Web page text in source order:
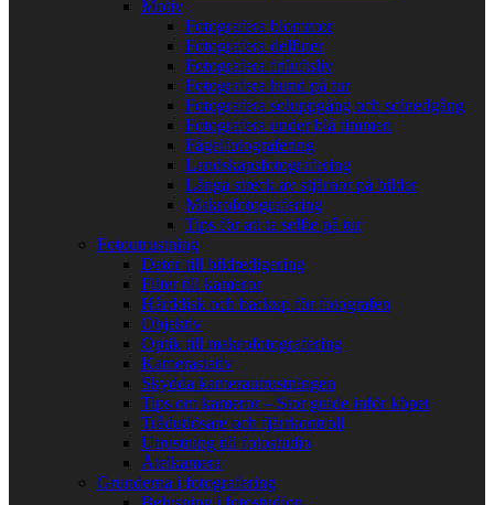
Motiv
Fotografera blommor
Fotografera delfiner
Fotografera friluftsliv
Fotografera hund på tur
Fotografera soluppgång och solnedgång
Fotografera under blå timmen
Fågelfotografering
Landskapsfotografering
Långa streck av stjärnor på bilder
Makrofotografering
Tips för att ta selfie på tur
Fotoutrustning
Dator till bildredigering
Filter till kameror
Hårddisk och backup för fotografen
Objektiv
Optik till makrofotografering
Kamerastativ
Skydda kamerautrustningen
Tips om kameror – Stor guide inför köpet
Trådutlösare och fjärrkontroll
Utrustning till fotostudio
Åtelkamera
Grunderna i fotografering